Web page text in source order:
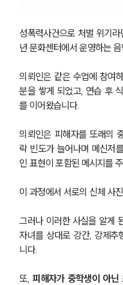
성폭력사건으로 처벌 위기
년 문화센터에서 운영하는
의뢰인은 같은 수업에 참여
분을 쌓게 되었고, 연습 후
를 이어왔습니다.
의뢰인은 피해자를 또래의
락 빈도가 늘어나며 메신저
인 표현이 포함된 메시지를
이 과정에서 서로의 신체 사
그러나 이러한 사실을 알게
자녀를 상대로 강간, 강제추
니다.
또, 피해자가 중학생이 아